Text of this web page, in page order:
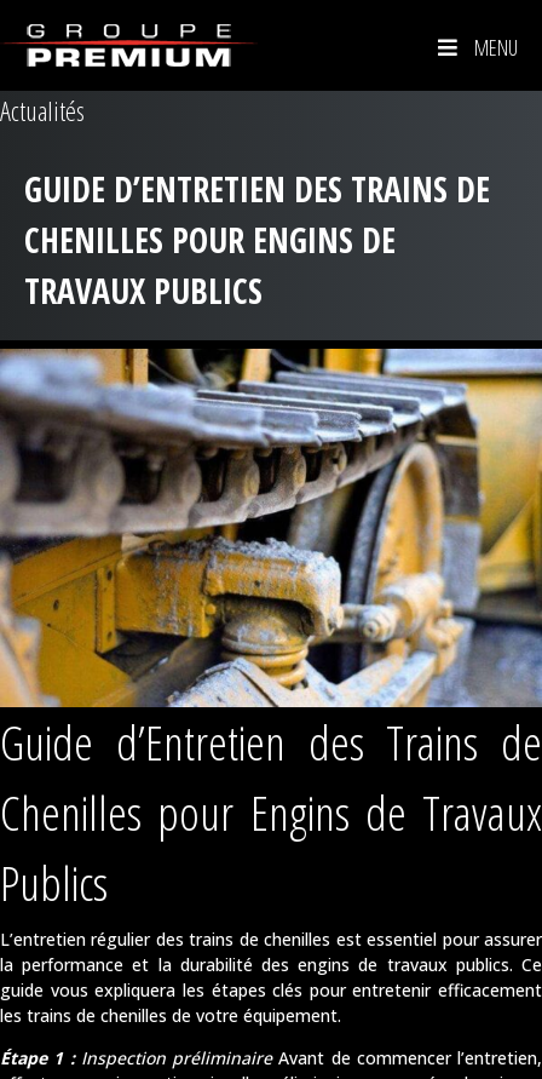
MENU
Actualités
GUIDE D’ENTRETIEN DES TRAINS DE
CHENILLES POUR ENGINS DE
TRAVAUX PUBLICS
Guide d’Entretien des Trains de
Chenilles pour Engins de Travaux
Publics
L’entretien régulier des trains de chenilles est essentiel pour assurer
la performance et la durabilité des engins de travaux publics. Ce
guide vous expliquera les étapes clés pour entretenir efficacement
les trains de chenilles de votre équipement.
Étape 1 :Inspection préliminaireAvant de commencer l’entretien,